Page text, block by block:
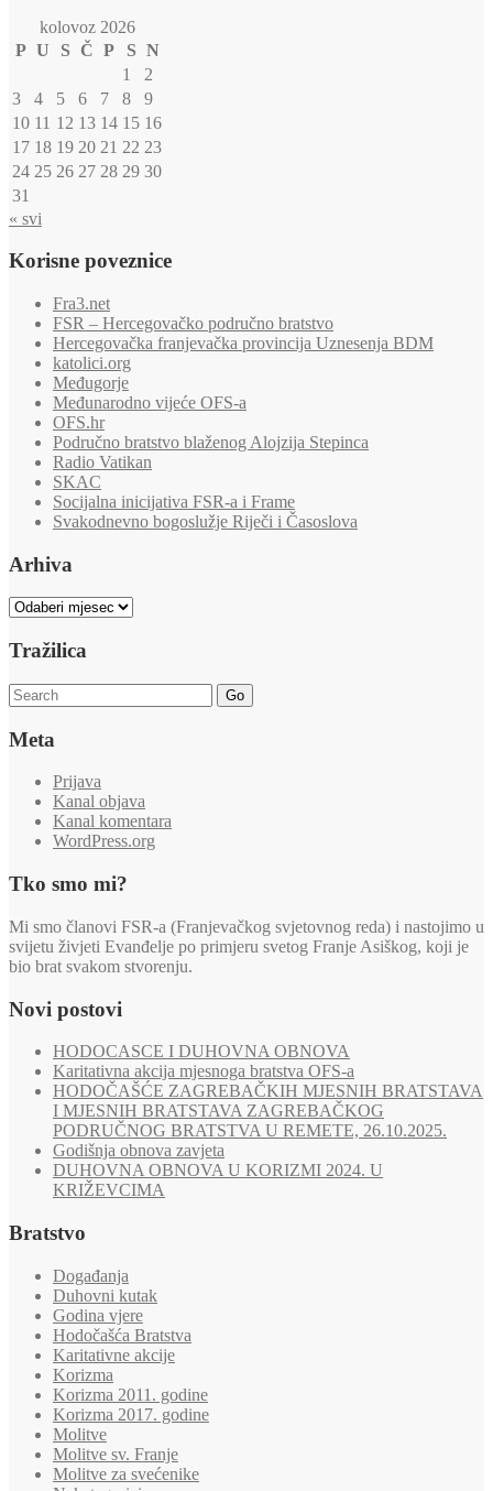
kolovoz 2026
P U S Č P S N
1
2
3
4 5 6 7 8
9
10 11 12 13 14 15 16
17 18 19 20 21 22 23
24 25 26 27 28 29 30
31
« svi
Korisne poveznice
Fra3.net
FSR – Hercegovačko područno bratstvo
Hercegovačka franjevačka provincija Uznesenja BDM
katolici.org
Međugorje
Međunarodno vijeće OFS-a
OFS.hr
Područno bratstvo blaženog Alojzija Stepinca
Radio Vatikan
SKAC
Socijalna inicijativa FSR-a i Frame
Svakodnevno bogoslužje Riječi i Časoslova
Arhiva
Arhiva
Tražilica
Go
Meta
Prijava
Kanal objava
Kanal komentara
WordPress.org
Tko smo mi?
Mi smo članovi FSR-a (Franjevačkog svjetovnog reda) i nastojimo u
svijetu živjeti Evanđelje po primjeru svetog Franje Asiškog, koji je
bio brat svakom stvorenju.
Novi postovi
HODOCASCE I DUHOVNA OBNOVA
Karitativna akcija mjesnoga bratstva OFS-a
HODOČAŠĆE ZAGREBAČKIH MJESNIH BRATSTAVA
I MJESNIH BRATSTAVA ZAGREBAČKOG
PODRUČNOG BRATSTVA U REMETE, 26.10.2025.
Godišnja obnova zavjeta
DUHOVNA OBNOVA U KORIZMI 2024. U
KRIŽEVCIMA
Bratstvo
Događanja
Duhovni kutak
Godina vjere
Hodočašća Bratstva
Karitativne akcije
Korizma
Korizma 2011. godine
Korizma 2017. godine
Molitve
Molitve sv. Franje
Molitve za svećenike